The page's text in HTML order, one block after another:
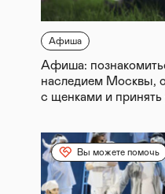
Афиша
Афиша:
наследием Москвы,
с щенками и принять
Вы можете помочь